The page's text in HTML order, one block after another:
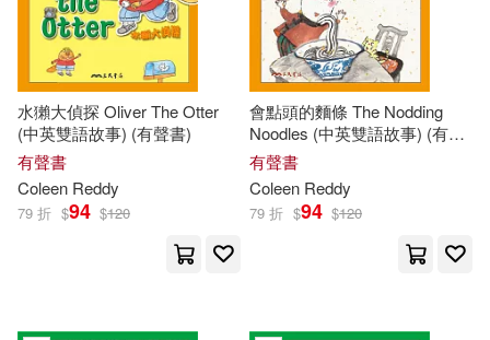
水獺大偵探 Oliver The Otter
(中英雙語故事) (有聲書)
有聲書
Coleen Reddy
79 折 $94 $120
會點頭的麵條 The Nodding
Noodles (中英雙語故事) (有聲
書)
有聲書
Coleen Reddy
79 折 $94 $120